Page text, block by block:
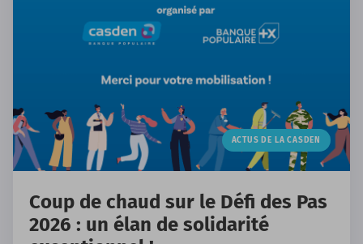
ACTUS DE LA CASDEN
Coup de chaud sur le Défi des Pas
2026 : un élan de solidarité